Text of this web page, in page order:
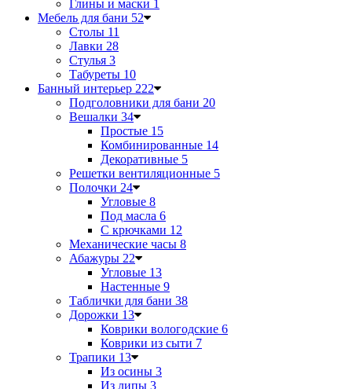
Глины и маски 1
Мебель для бани 52
Столы 11
Лавки 28
Стулья 3
Табуреты 10
Банный интерьер 222
Подголовники для бани 20
Вешалки 34
Простые 15
Комбинированные 14
Декоративные 5
Решетки вентиляционные 5
Полочки 24
Угловые 8
Под масла 6
С крючками 12
Механические часы 8
Абажуры 22
Угловые 13
Настенные 9
Таблички для бани 38
Дорожки 13
Коврики вологодские 6
Коврики из сыти 7
Трапики 13
Из осины 3
Из липы 3